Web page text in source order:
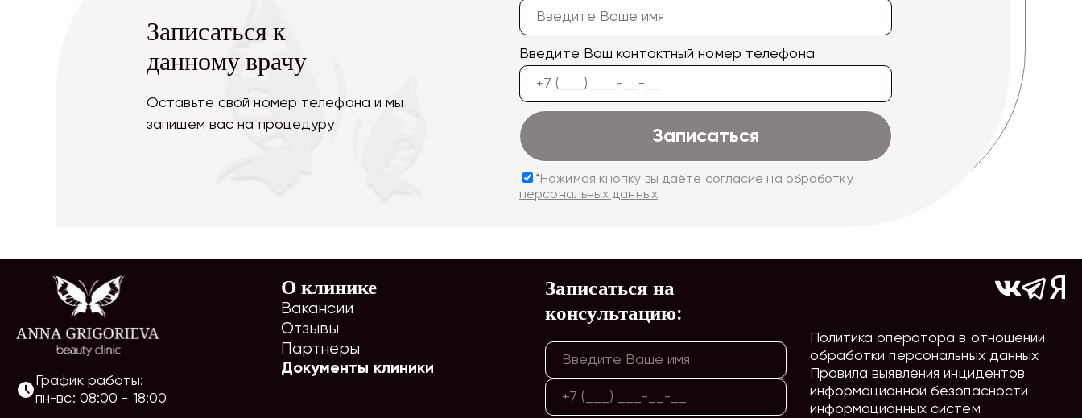
Записаться к
данному врачу
Оставьте свой номер телефона и мы
запишем вас на процедуру
Введите Ваш контактный номер телефона
Записаться
*Нажимая кнопку вы даёте согласие на обработку
персональных данных
График работы:
пн-вс: 08:00 - 18:00
О клинике
Вакансии
Отзывы
Партнеры
Документы клиники
Записаться на
консультацию:
Политика оператора в отношении
обработки персональных данных
Правила выявления инцидентов
информационной безопасности
информационных систем